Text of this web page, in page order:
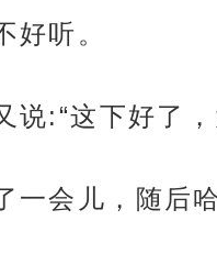
好听。
说:“这下好了
一会儿，随后